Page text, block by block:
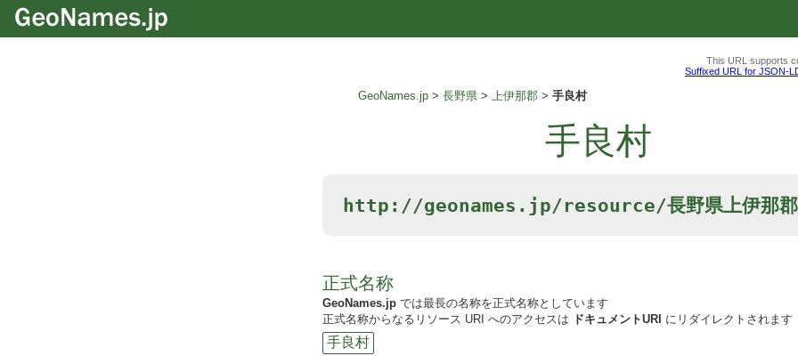
This URL supports
Suffixed URL for JSON-
GeoNames.jp 長野県 上伊那郡 手良村
手良村
http://geonames.jp/resource/長野県上伊那郡
正式名称
GeoNames.jp では最長の名称を正式名称としています
正式名称からなるリソース URI へのアクセスは ドキュメントURI にリダイレクトされます
手良村